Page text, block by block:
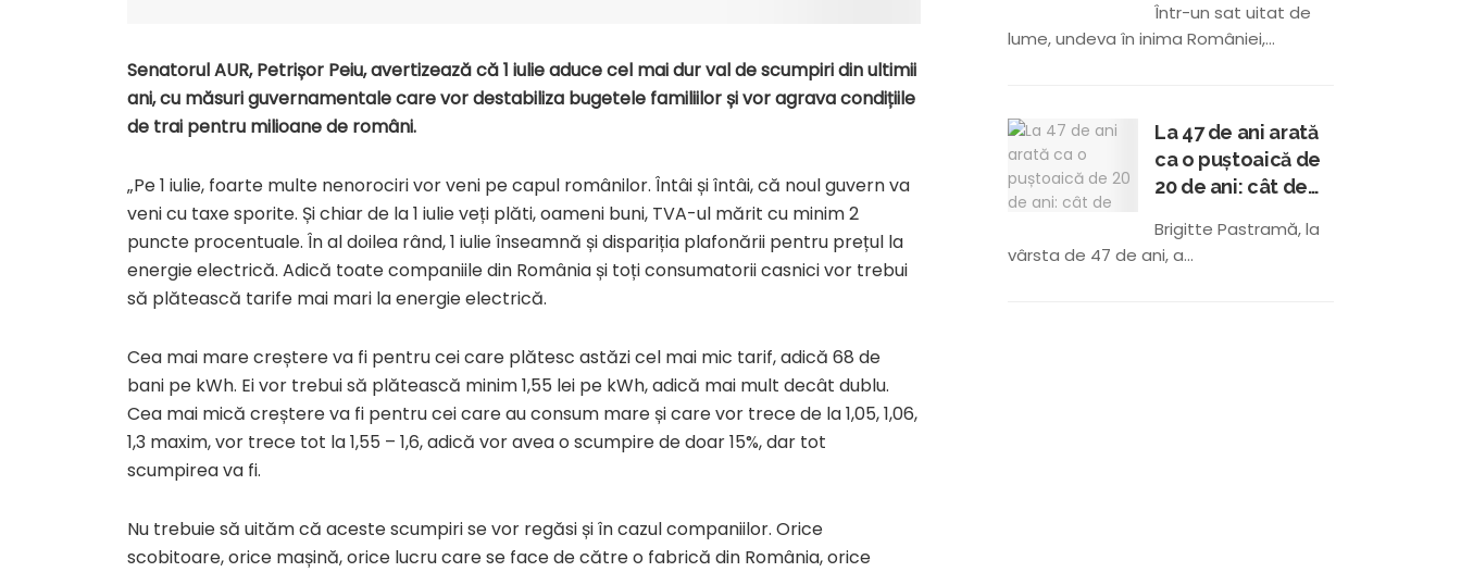
Senatorul AUR, Petrișor Peiu, avertizează că 1 iulie aduce cel mai dur val de scumpiri din ultimii
ani, cu măsuri guvernamentale care vor destabiliza bugetele familiilor și vor agrava condițiile
de trai pentru milioane de români.
„Pe 1 iulie, foarte multe nenorociri vor veni pe capul românilor. Întâi și întâi, că noul guvern va
veni cu taxe sporite. Și chiar de la 1 iulie veți plăti, oameni buni, TVA-ul mărit cu minim 2
puncte procentuale. În al doilea rând, 1 iulie înseamnă și dispariția plafonării pentru prețul la
energie electrică. Adică toate companiile din România și toți consumatorii casnici vor trebui
să plătească tarife mai mari la energie electrică.
Cea mai mare creștere va fi pentru cei care plătesc astăzi cel mai mic tarif, adică 68 de
bani pe kWh. Ei vor trebui să plătească minim 1,55 lei pe kWh, adică mai mult decât dublu.
Cea mai mică creștere va fi pentru cei care au consum mare și care vor trece de la 1,05, 1,06,
1,3 maxim, vor trece tot la 1,55 – 1,6, adică vor avea o scumpire de doar 15%, dar tot
scumpirea va fi.
Nu trebuie să uităm că aceste scumpiri se vor regăsi și în cazul companiilor. Orice
scobitoare, orice mașină, orice lucru care se face de către o fabrică din România, orice
Mizil în tinerețe:
„Am crezut că-i
Într-un sat uitat de
lume, undeva în inima României,...
La 47 de ani arată
ca o puștoaică de
20 de ani: cât de
Brigitte Pastramă?
Brigitte Pastramă, la
vârsta de 47 de ani, a...